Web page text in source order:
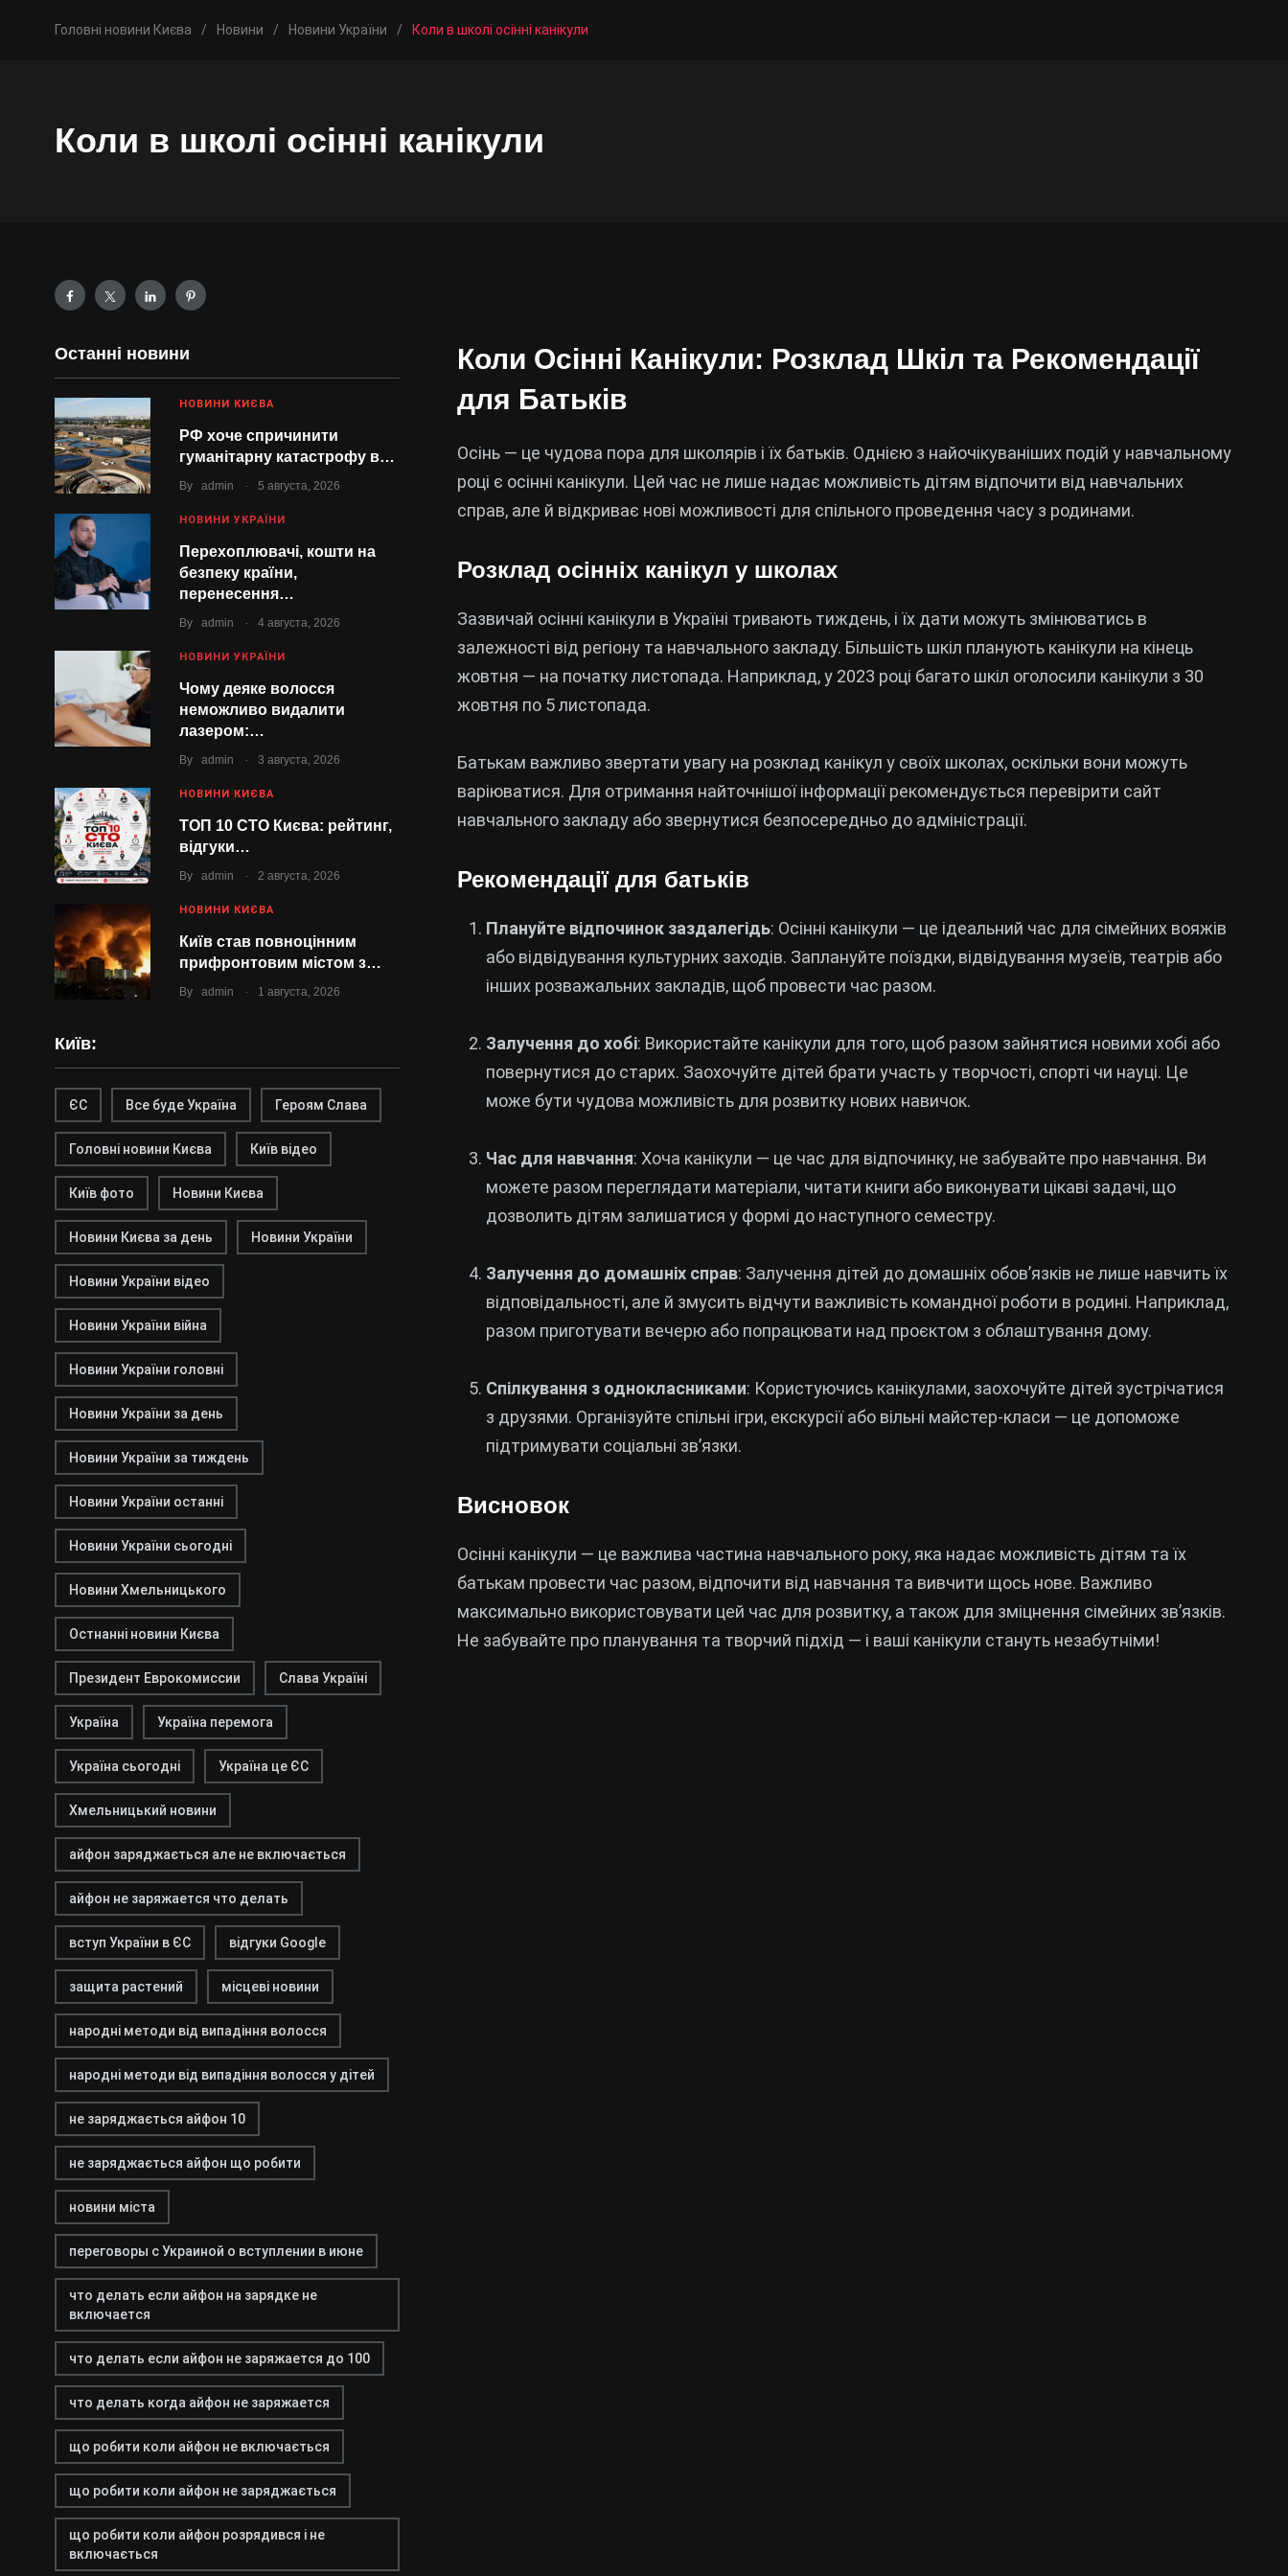
Головні новини Києва / Новини / Новини України / Коли в школі осінні канікули
Коли в школі осінні канікули
Останні новини
НОВИНИ КИЄВА
РФ хоче спричинити
гуманітарну катастрофу в…
By admin . 5 августа, 2026
НОВИНИ УКРАЇНИ
Перехоплювачі, кошти на
безпеку країни,
перенесення…
By admin . 4 августа, 2026
НОВИНИ УКРАЇНИ
Чому деяке волосся
неможливо видалити
лазером:…
By admin . 3 августа, 2026
НОВИНИ КИЄВА
ТОП 10 СТО Києва: рейтинг,
відгуки…
By admin . 2 августа, 2026
НОВИНИ КИЄВА
Київ став повноцінним
прифронтовим містом з…
By admin . 1 августа, 2026
Київ:
ЄС Все буде Україна Героям Слава
Головні новини Києва Київ відео
Київ фото Новини Києва
Новини Києва за день Новини України
Новини України відео
Новини України війна
Новини України головні
Новини України за день
Новини України за тиждень
Новини України останні
Новини України сьогодні
Новини Хмельницького
Остнанні новини Києва
Президент Еврокомиссии Слава Україні
Україна Україна перемога
Україна сьогодні Україна це ЄС
Хмельницький новини
айфон заряджається але не включається
айфон не заряжается что делать
вступ України в ЄС відгуки Google
защита растений місцеві новини
народні методи від випадіння волосся
народні методи від випадіння волосся у дітей
не заряджається айфон 10
не заряджається айфон що робити
новини міста
переговоры с Украиной о вступлении в июне
что делать если айфон на зарядке не
включается
что делать если айфон не заряжается до 100
что делать когда айфон не заряжается
що робити коли айфон не включається
що робити коли айфон не заряджається
що робити коли айфон розрядився і не
включається
Коли Осінні Канікули: Розклад Шкіл та Рекомендації
для Батьків
Осінь — це чудова пора для школярів і їх батьків. Однією з найочікуваніших подій у навчальному
році є осінні канікули. Цей час не лише надає можливість дітям відпочити від навчальних
справ, але й відкриває нові можливості для спільного проведення часу з родинами.
Розклад осінніх канікул у школах
Зазвичай осінні канікули в Україні тривають тиждень, і їх дати можуть змінюватись в
залежності від регіону та навчального закладу. Більшість шкіл планують канікули на кінець
жовтня — на початку листопада. Наприклад, у 2023 році багато шкіл оголосили канікули з 30
жовтня по 5 листопада.
Батькам важливо звертати увагу на розклад канікул у своїх школах, оскільки вони можуть
варіюватися. Для отримання найточнішої інформації рекомендується перевірити сайт
навчального закладу або звернутися безпосередньо до адміністрації.
Рекомендації для батьків
Плануйте відпочинок заздалегідь: Осінні канікули — це ідеальний час для сімейних вояжів
або відвідування культурних заходів. Заплануйте поїздки, відвідування музеїв, театрів або
інших розважальних закладів, щоб провести час разом.
Залучення до хобі: Використайте канікули для того, щоб разом зайнятися новими хобі або
повернутися до старих. Заохочуйте дітей брати участь у творчості, спорті чи науці. Це
може бути чудова можливість для розвитку нових навичок.
Час для навчання: Хоча канікули — це час для відпочинку, не забувайте про навчання. Ви
можете разом переглядати матеріали, читати книги або виконувати цікаві задачі, що
дозволить дітям залишатися у формі до наступного семестру.
Залучення до домашніх справ: Залучення дітей до домашніх обов’язків не лише навчить їх
відповідальності, але й змусить відчути важливість командної роботи в родині. Наприклад,
разом приготувати вечерю або попрацювати над проєктом з облаштування дому.
Спілкування з однокласниками: Користуючись канікулами, заохочуйте дітей зустрічатися
з друзями. Організуйте спільні ігри, екскурсії або вільні майстер-класи — це допоможе
підтримувати соціальні зв’язки.
Висновок
Осінні канікули — це важлива частина навчального року, яка надає можливість дітям та їх
батькам провести час разом, відпочити від навчання та вивчити щось нове. Важливо
максимально використовувати цей час для розвитку, а також для зміцнення сімейних зв’язків.
Не забувайте про планування та творчий підхід — і ваші канікули стануть незабутніми!